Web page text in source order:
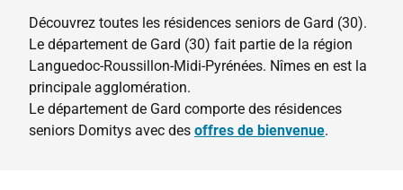
Découvrez toutes les résidences seniors de Gard (30).
Le département de Gard (30) fait partie de la région
Languedoc-Roussillon-Midi-Pyrénées. Nîmes en est la
principale agglomération.
Le département de Gard comporte des résidences
seniors Domitys avec des offres de bienvenue.